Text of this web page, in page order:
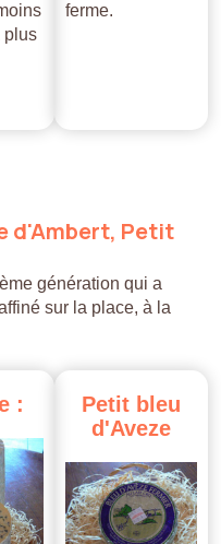
plus
ferme.
d'Ambert, Petit
génération qui a
sur la place, à la
: Petit bleu
d'Aveze